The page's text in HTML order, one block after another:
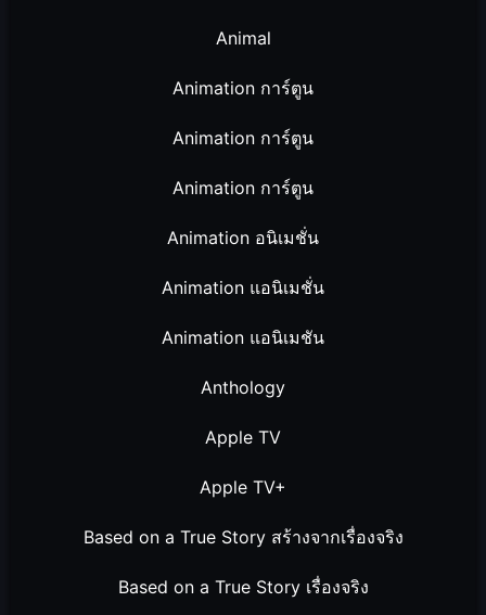
Animal
Animation การ์ตูน
Animation การ์ตูน
Animation การ์ตูน
Animation อนิเมชั่น
Animation แอนิเมชั่น
Animation แอนิเมชัน
Anthology
Apple TV
Apple TV+
Based on a True Story สร้างจากเรื่องจริง
Based on a True Story เรื่องจริง